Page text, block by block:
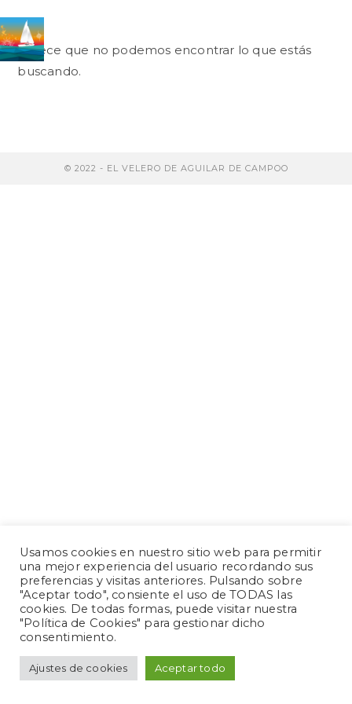
al
contenido
Parece que no podemos encontrar lo que estás
buscando.
© 2022 - EL VELERO DE AGUILAR DE CAMPOO
Usamos cookies en nuestro sitio web para permitir
una mejor experiencia del usuario recordando sus
preferencias y visitas anteriores. Pulsando sobre
"Aceptar todo", consiente el uso de TODAS las
cookies. De todas formas, puede visitar nuestra
"Política de Cookies" para gestionar dicho
consentimiento.
Ajustes de cookies Aceptar todo